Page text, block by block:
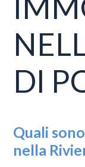
DI
Quali
nella
2
Altre
opzioni